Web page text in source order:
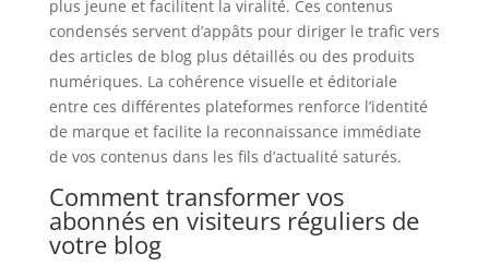
plus jeune et facilitent la viralité. Ces contenus
condensés servent d’appâts pour diriger le trafic vers
des articles de blog plus détaillés ou des produits
numériques. La cohérence visuelle et éditoriale
entre ces différentes plateformes renforce l’identité
de marque et facilite la reconnaissance immédiate
de vos contenus dans les fils d’actualité saturés.
Comment transformer vos
abonnés en visiteurs réguliers de
votre blog